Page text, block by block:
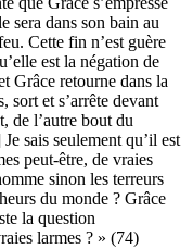
sera dans son bain au
Cette fin n’est guère
est la négation de
Grâce retourne dans la
sort et s’arrête devant
de l’autre bout du
sais seulement qu’il est
peut-être, de vraies
sinon les terreurs
du monde ? Grâce
la question
larmes ? » (74)